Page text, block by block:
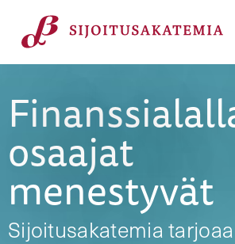
osaajat
menestyvät
Sijoitusakatemia